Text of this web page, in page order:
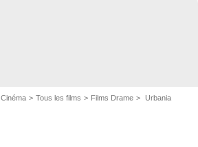
Cinéma Tous les films Films Drame Urbania